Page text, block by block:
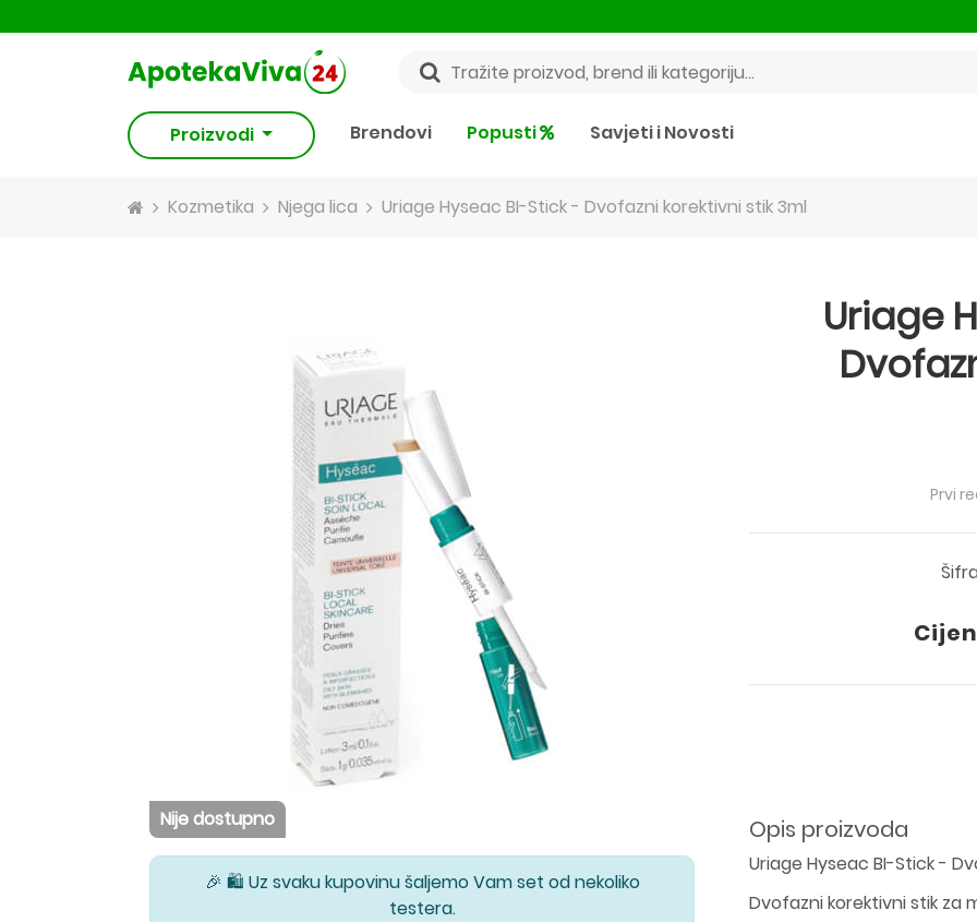
Proizvodi Brendovi Popusti Savjeti i Novosti
Kozmetika Njega lica Uriage Hyseac BI-Stick - Dvofazni korektivni stik 3ml
Nije dostupno
🎉 🛍️ Uz svaku kupovinu šaljemo Vam set od nekoliko
testera.
Uriage
Prvi
Opis proizvoda
Uriage Hyseac BI-Stick -
Dvofazni korektivni stik za